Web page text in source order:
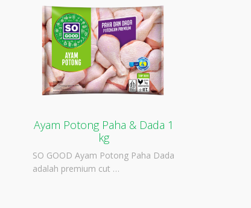
Ayam Potong Paha & Dada 1
kg
SO GOOD Ayam Potong Paha Dada
adalah premium cut …